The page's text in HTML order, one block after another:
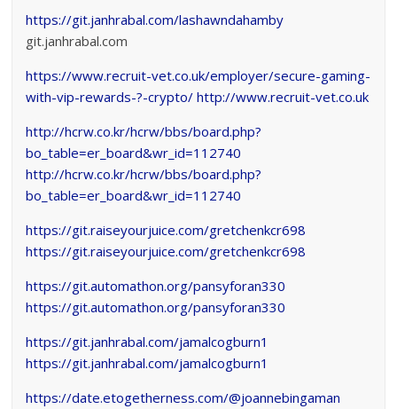
https://git.janhrabal.com/lashawndahamby
git.janhrabal.com
https://www.recruit-vet.co.uk/employer/secure-gaming-
with-vip-rewards-?-crypto/ http://www.recruit-vet.co.uk
http://hcrw.co.kr/hcrw/bbs/board.php?
bo_table=er_board&wr_id=112740
http://hcrw.co.kr/hcrw/bbs/board.php?
bo_table=er_board&wr_id=112740
https://git.raiseyourjuice.com/gretchenkcr698
https://git.raiseyourjuice.com/gretchenkcr698
https://git.automathon.org/pansyforan330
https://git.automathon.org/pansyforan330
https://git.janhrabal.com/jamalcogburn1
https://git.janhrabal.com/jamalcogburn1
https://date.etogetherness.com/@joannebingaman